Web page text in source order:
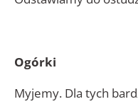
Ogórki
Myjemy. Dla tych